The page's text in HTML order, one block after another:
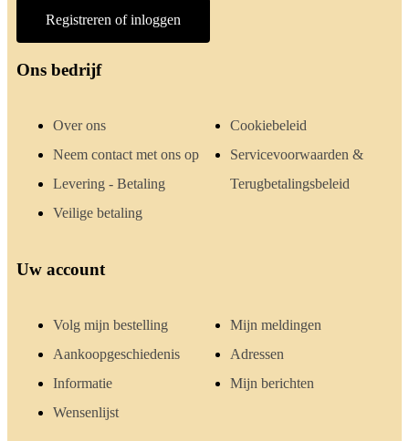
Registreren of inloggen
Ons bedrijf
Over ons
Neem contact met ons op
Levering - Betaling
Veilige betaling
Cookiebeleid
Servicevoorwaarden &
Terugbetalingsbeleid
Uw account
Volg mijn bestelling
Aankoopgeschiedenis
Informatie
Wensenlijst
Mijn meldingen
Adressen
Mijn berichten